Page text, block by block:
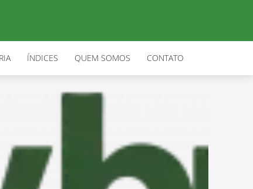
ÍNDICES QUEM SOMOS CONTATO